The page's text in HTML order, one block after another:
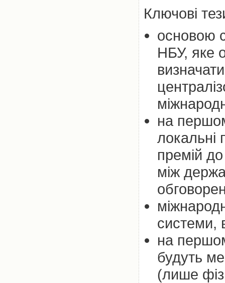
Ключові
основою
НБУ, яке
на
локальні
премій
між
системи,
на
будуть
(лише